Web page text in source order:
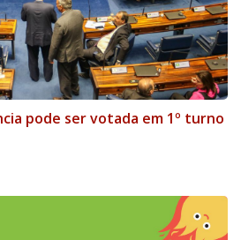
pode ser votada em 1º turno